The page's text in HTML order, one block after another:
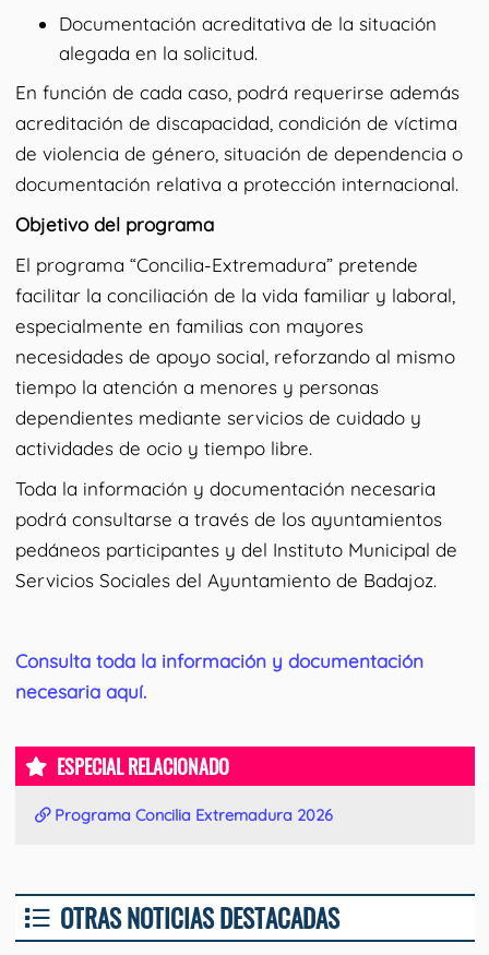
Documentación acreditativa de la situación
alegada en la solicitud.
En función de cada caso, podrá requerirse además
acreditación de discapacidad, condición de víctima
de violencia de género, situación de dependencia o
documentación relativa a protección internacional.
Objetivo del programa
El programa “Concilia-Extremadura” pretende
facilitar la conciliación de la vida familiar y laboral,
especialmente en familias con mayores
necesidades de apoyo social, reforzando al mismo
tiempo la atención a menores y personas
dependientes mediante servicios de cuidado y
actividades de ocio y tiempo libre.
Toda la información y documentación necesaria
podrá consultarse a través de los ayuntamientos
pedáneos participantes y del Instituto Municipal de
Servicios Sociales del Ayuntamiento de Badajoz.
Consulta toda la información y documentación
necesaria aquí.
ESPECIAL RELACIONADO
Programa Concilia Extremadura 2026
OTRAS NOTICIAS DESTACADAS